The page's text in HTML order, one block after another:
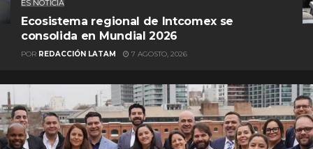
ES NOTICIA
Ecosistema regional de Intcomex se
consolida en Mundial 2026
POR REDACCIÓN LATAM 7 AGOSTO, 2026